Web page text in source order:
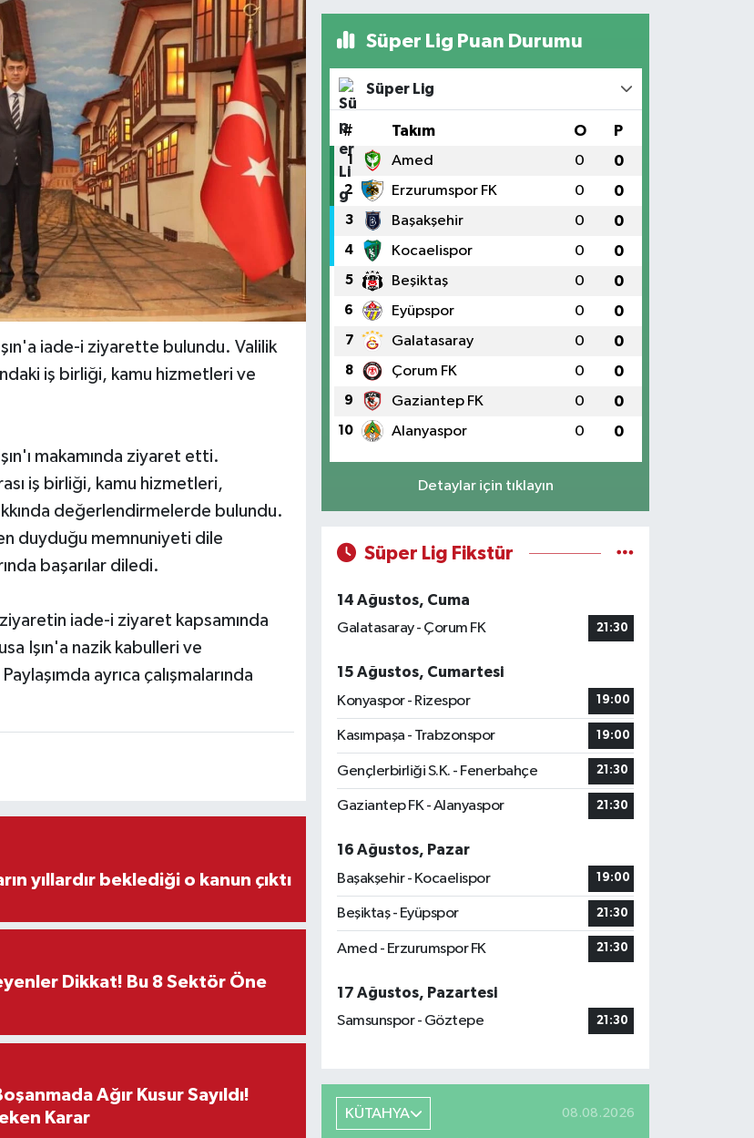
iade-i ziyarette bulundu. Valilik
iş birliği, kamu hizmetleri ve
makamında ziyaret etti.
iş birliği, kamu hizmetleri,
değerlendirmelerde bulundu.
duyduğu memnuniyeti dile
başarılar diledi.
iade-i ziyaret kapsamında
Işın'a nazik kabulleri ve
ayrıca çalışmalarında
Mirasçıların yıllardır beklediği o kanun çıktı
Dikkat! Bu 8 Sektör Öne
Ağır Kusur Sayıldı!
Karar
Süper Lig Puan Durumu
Süper Lig
# Takım O P
1 Amed 0 0
2 Erzurumspor FK 0 0
3 Başakşehir 0 0
4 Kocaelispor 0 0
5 Beşiktaş 0 0
6 Eyüpspor 0 0
7 Galatasaray 0 0
8 Çorum FK 0 0
9 Gaziantep FK 0 0
10 Alanyaspor 0 0
Detaylar için tıklayın
Süper Lig Fikstür
14 Ağustos, Cuma
Galatasaray - Çorum FK
21:30
15 Ağustos, Cumartesi
Konyaspor - Rizespor
19:00
Kasımpaşa - Trabzonspor 19:00
Gençlerbirliği S.K. - Fenerbahçe 21:30
Gaziantep FK - Alanyaspor 21:30
16 Ağustos, Pazar
Başakşehir - Kocaelispor
19:00
Beşiktaş - Eyüpspor 21:30
Amed - Erzurumspor FK 21:30
17 Ağustos, Pazartesi
Samsunspor - Göztepe
21:30
KÜTAHYA 08.08.2026